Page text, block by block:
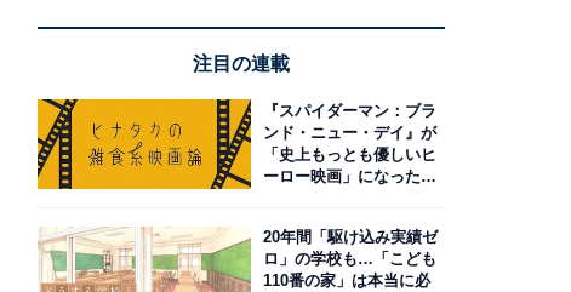
注目の連載
『スパイダーマン：ブラ
ンド・ニュー・デイ』が
「史上もっとも優しいヒ
ーロー映画」になった理
20年間「駆け込み実績ゼ
ロ」の学校も…「こども
110番の家」は本当に必